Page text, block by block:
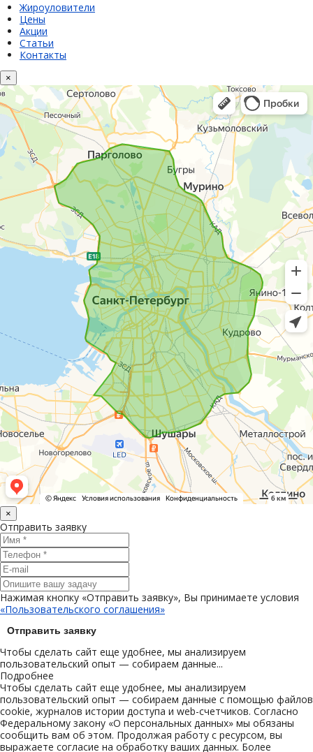
Жироуловители
Цены
Акции
Статьи
Контакты
×
×
Отправить заявку
Нажимая кнопку «Отправить заявку», Вы принимаете условия
«Пользовательского соглашения»
Отправить заявку
Чтобы сделать сайт еще удобнее, мы анализируем
пользовательский опыт — собираем данные...
Подробнее
Чтобы сделать сайт еще удобнее, мы анализируем
пользовательский опыт — собираем данные с помощью файлов
cookie, журналов истории доступа и web-счетчиков. Согласно
Федеральному закону «О персональных данных» мы обязаны
сообщить вам об этом. Продолжая работу с ресурсом, вы
выражаете согласие на обработку ваших данных. Более